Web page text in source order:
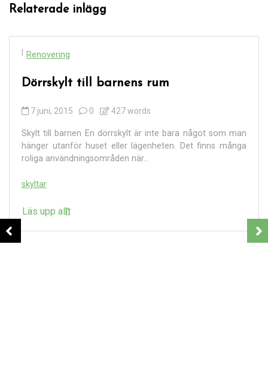
Relaterade inlägg
Renovering
Dörrskylt till barnens rum
7 juni, 2015 0 427 words
Skylt till barnen En dörrskylt är inte bara något som man
hänger utanför huset eller lägenheten. Det finns många
roliga användningsområden när...
skyltar
Läs upp allt